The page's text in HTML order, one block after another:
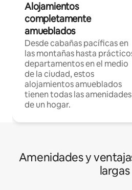
Alojamientos
completamente
amueblados
Desde cabañas pacíficas en
las montañas hasta
departamentos en el medio
de la ciudad, estos
alojamientos amueblados
tienen todas las amenidades
de un hogar.
Amenidades y
largas